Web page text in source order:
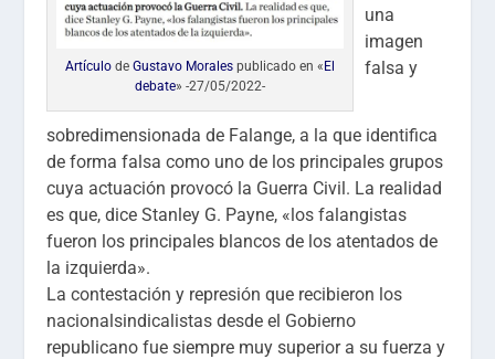
Artículo deGustavo Morales publicado en «El
debate» -27/05/2022-
una
imagen
falsa y
sobredimensionada de Falange, a la que identifica
de forma falsa como uno de los principales grupos
cuya actuación provocó la Guerra Civil. La realidad
es que, dice Stanley G. Payne, «los falangistas
fueron los principales blancos de los atentados de
la izquierda».
La contestación y represión que recibieron los
nacionalsindicalistas desde el Gobierno
republicano fue siempre muy superior a su fuerza y